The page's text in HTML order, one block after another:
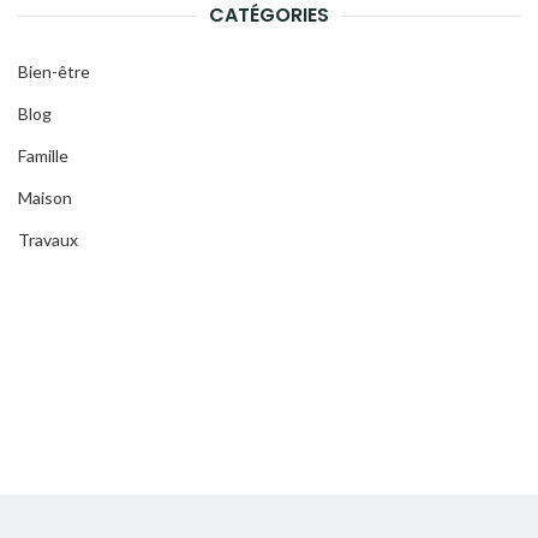
CATÉGORIES
Bien-être
Blog
Famille
Maison
Travaux